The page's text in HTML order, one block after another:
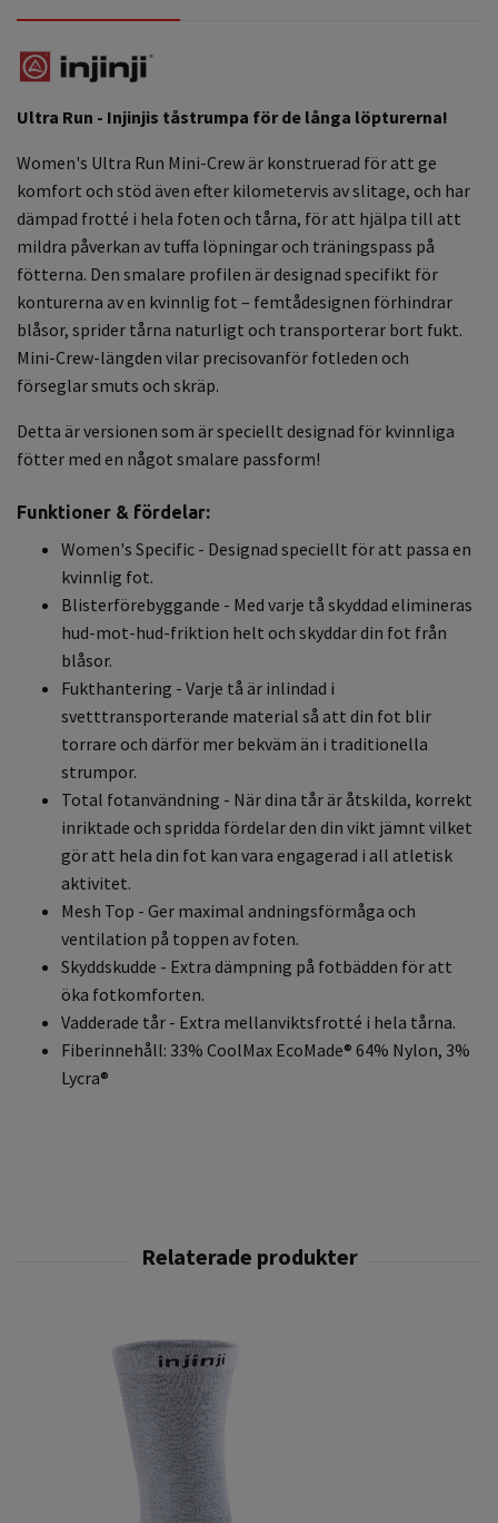
Ultra Run - Injinjis tåstrumpa för de långa löpturerna!
Women's Ultra Run Mini-Crew är konstruerad för att ge
komfort och stöd även efter kilometervis av slitage, och har
dämpad frotté i hela foten och tårna, för att hjälpa till att
mildra påverkan av tuffa löpningar och träningspass på
fötterna. Den smalare profilen är designad specifikt för
konturerna av en kvinnlig fot – femtådesignen förhindrar
blåsor, sprider tårna naturligt och transporterar bort fukt.
Mini-Crew-längden vilar precisovanför fotleden och
förseglar smuts och skräp.
Detta är versionen som är speciellt designad för kvinnliga
fötter med en något smalare passform!
Funktioner & fördelar:
Women's Specific - Designad speciellt för att passa en
kvinnlig fot.
Blisterförebyggande - Med varje tå skyddad elimineras
hud-mot-hud-friktion helt och skyddar din fot från
blåsor.
Fukthantering - Varje tå är inlindad i
svetttransporterande material så att din fot blir
torrare och därför mer bekväm än i traditionella
strumpor.
Total fotanvändning - När dina tår är åtskilda, korrekt
inriktade och spridda fördelar den din vikt jämnt vilket
gör att hela din fot kan vara engagerad i all atletisk
aktivitet.
Mesh Top - Ger maximal andningsförmåga och
ventilation på toppen av foten.
Skyddskudde - Extra dämpning på fotbädden för att
öka fotkomforten.
Vadderade tår - Extra mellanviktsfrotté i hela tårna.
Fiberinnehåll: 33% CoolMax EcoMade® 64% Nylon, 3%
Lycra®